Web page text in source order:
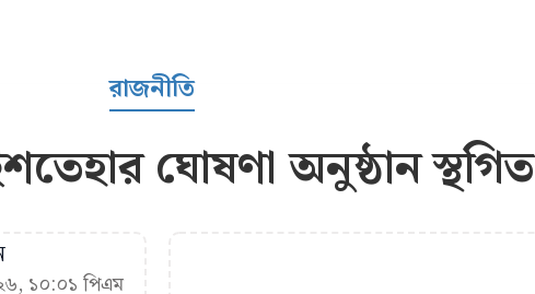
রাজনীতি
ঘোষণা অনুষ্ঠান স্থগিত
১০:০১ পিএম